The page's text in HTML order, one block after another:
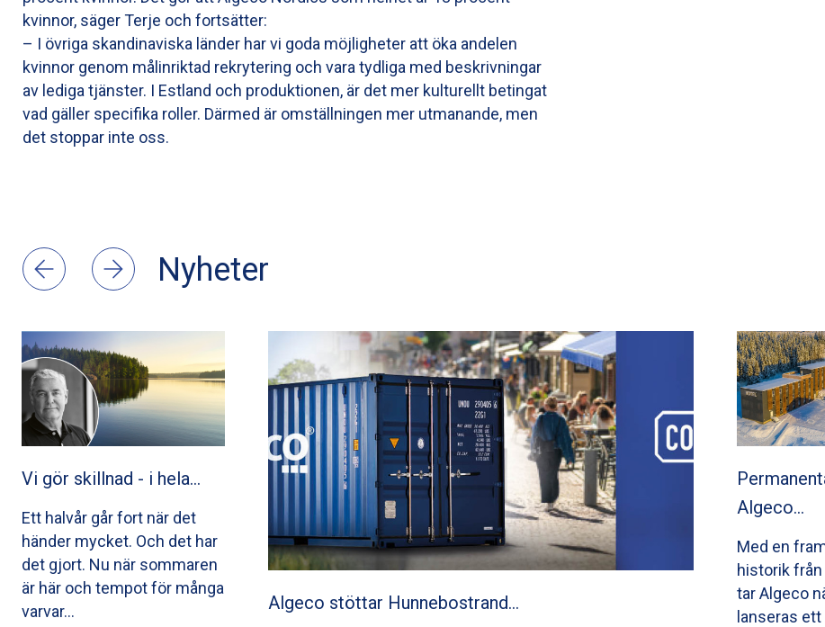
kvinnor, säger Terje och fortsätter:
– I övriga skandinaviska länder har vi goda möjligheter att öka andelen
kvinnor genom målinriktad rekrytering och vara tydliga med beskrivningar
av lediga tjänster. I Estland och produktionen, är det mer kulturellt betingat
vad gäller specifika roller. Därmed är omställningen mer utmanande, men
det stoppar inte oss.
Nyheter
Vi gör skillnad - i hela…
Ett halvår går fort när det
händer mycket. Och det har
det gjort. Nu när sommaren
är här och tempot för många
varvar…
Algeco stöttar Hunnebostrand…
Algeco…
Med en
historik
tar Algeco
lanseras